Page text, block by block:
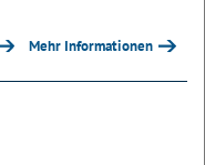
Mehr Informationen